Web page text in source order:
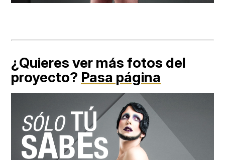
¿Quieres ver más fotos del
proyecto? Pasa página